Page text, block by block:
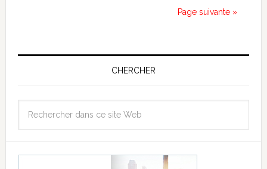
Page suivante »
CHERCHER